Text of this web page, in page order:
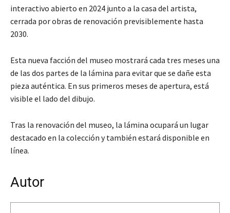
interactivo abierto en 2024 junto a la casa del artista,
cerrada por obras de renovación previsiblemente hasta
2030.
Esta nueva facción del museo mostrará cada tres meses una
de las dos partes de la lámina para evitar que se dañe esta
pieza auténtica. En sus primeros meses de apertura, está
visible el lado del dibujo.
Tras la renovación del museo, la lámina ocupará un lugar
destacado en la colección y también estará disponible en
línea.
Autor